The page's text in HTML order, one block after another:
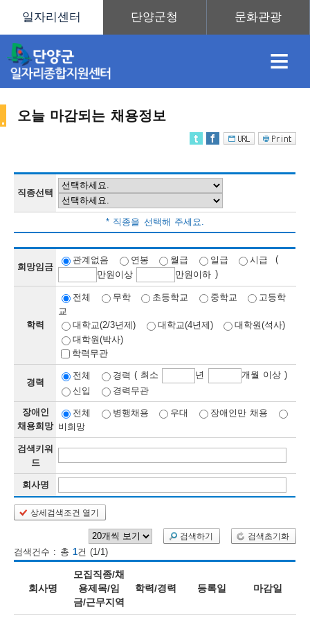
≡
보
보
련
정
우
미
내
오늘 마감되는 채용정보
직종선택
* 직종을 선택해 주세요.
희망임금
관계없음 연봉 월급 일급 시급
(
만원이상 만원이하 )
학력
전체 무학 초등학교 중학교
고등학
교
대학교(2/3년제)
대학교(4년제)
대학원(석사)
대학원(박사)
학력무관
경력
전체 경력 ( 최소 년
개월 이상 )
신입
경력무관
장애인
채용희망
전체 병행채용 우대
장애인만 채용
비희망
검색키워
드
회사명
상세검색조건 열기
검색하기 검색초기화
검색건수 : 총 1건 (1/1)
회사명
모집직종/채
용제목/임
금/근무지역
학력/경력 등록일 마감일
채
용
보
오
등